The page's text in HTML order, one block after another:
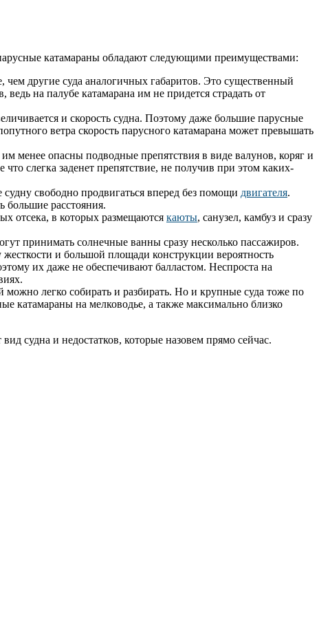
катамараны обладают следующими преимуществами:
другие суда аналогичных габаритов. Это существенный
на палубе катамарана им не придется страдать от
и скорость судна. Поэтому даже большие парусные
ветра скорость парусного катамарана может превышать
менее опасны подводные препятствия в виде валунов, коряг и
слегка заденет препятствие, не получив при этом каких-
свободно продвигаться вперед без помощи двигателя.
большие расстояния.
отсека, в которых размещаются каюты, санузел, камбуз и сразу
принимать солнечные ванны сразу несколько пассажиров.
и большой площади конструкции вероятность
их даже не обеспечивают балластом. Неспроста на
легко собирать и разбирать. Но и крупные суда тоже по
катамараны на мелководье, а также максимально близко
судна и недостатков, которые назовем прямо сейчас.